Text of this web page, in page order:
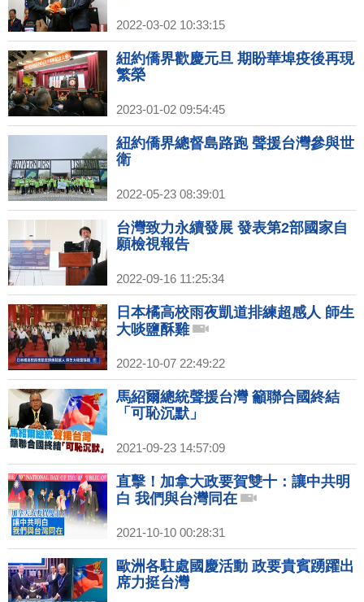
2022-03-02 10:33:15
紐約僑界歡慶元旦 期盼華埠疫後再現
繁榮
2023-01-02 09:54:45
紐約僑界總督島路跑 聲援台灣參與世
衛
2022-05-23 08:39:01
台灣致力永續發展 發表第2部國家自
願檢視報告
2022-09-16 11:25:34
日本橘高校雨夜凱道排練超感人 師生
大啖鹽酥雞
2022-10-07 22:49:22
馬紹爾總統聲援台灣 籲聯合國終結
「可恥沉默」
2021-09-23 14:57:09
直擊！加拿大政要賀雙十：讓中共明
白 我們與台灣同在
2021-10-10 00:28:31
歐洲各駐處國慶活動 政要貴賓踴躍出
席力挺台灣